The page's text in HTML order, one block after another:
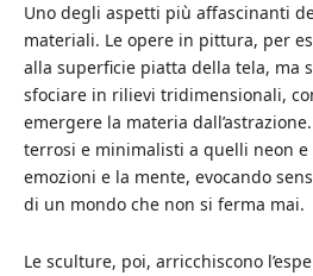
Uno degli aspetti più affascinanti
materiali. Le opere in pittura, per
alla superficie piatta della tela, ma
sfociare in rilievi tridimensionali,
emergere la materia
terrosi e minimalisti a quelli neon
emozioni e la mente, evocando
di un mondo che non si ferma mai.
Le sculture, poi, arricchiscono